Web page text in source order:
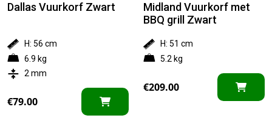
Dallas Vuurkorf Zwart
H: 56 cm
6.9 kg
2 mm
€79.00
Midland Vuurkorf met
BBQ grill Zwart
H: 51 cm
5.2 kg
€209.00